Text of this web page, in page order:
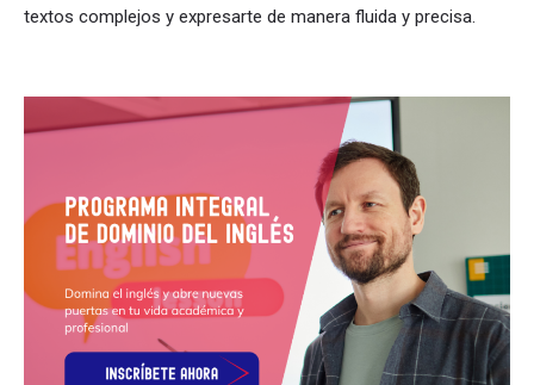
textos complejos y expresarte de manera fluida y precisa.